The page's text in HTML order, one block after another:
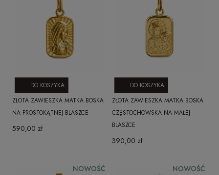
ZŁOTA ZAWIESZKA MATKA BOSKA
NA PROSTOKĄTNEJ BLASZCE
590,00 zł
DO KOSZYKA
ZŁOTA ZAWIESZKA MATKA BOSKA
CZĘSTOCHOWSKA NA MAŁEJ
BLASZCE
390,00 zł
DO KOSZYKA
NOWOŚĆ NOWOŚĆ